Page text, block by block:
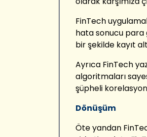
FinTech
hata sonucu para
bir şekilde kayıt
Ayrıca FinTech
algoritmaları
şüpheli
Dönüşüm
Öte yandan